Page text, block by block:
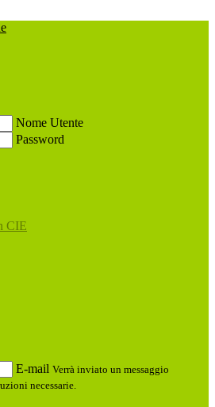
Nome Utente
Password
CIE
E-mail Verrà inviato un messaggio
necessarie.